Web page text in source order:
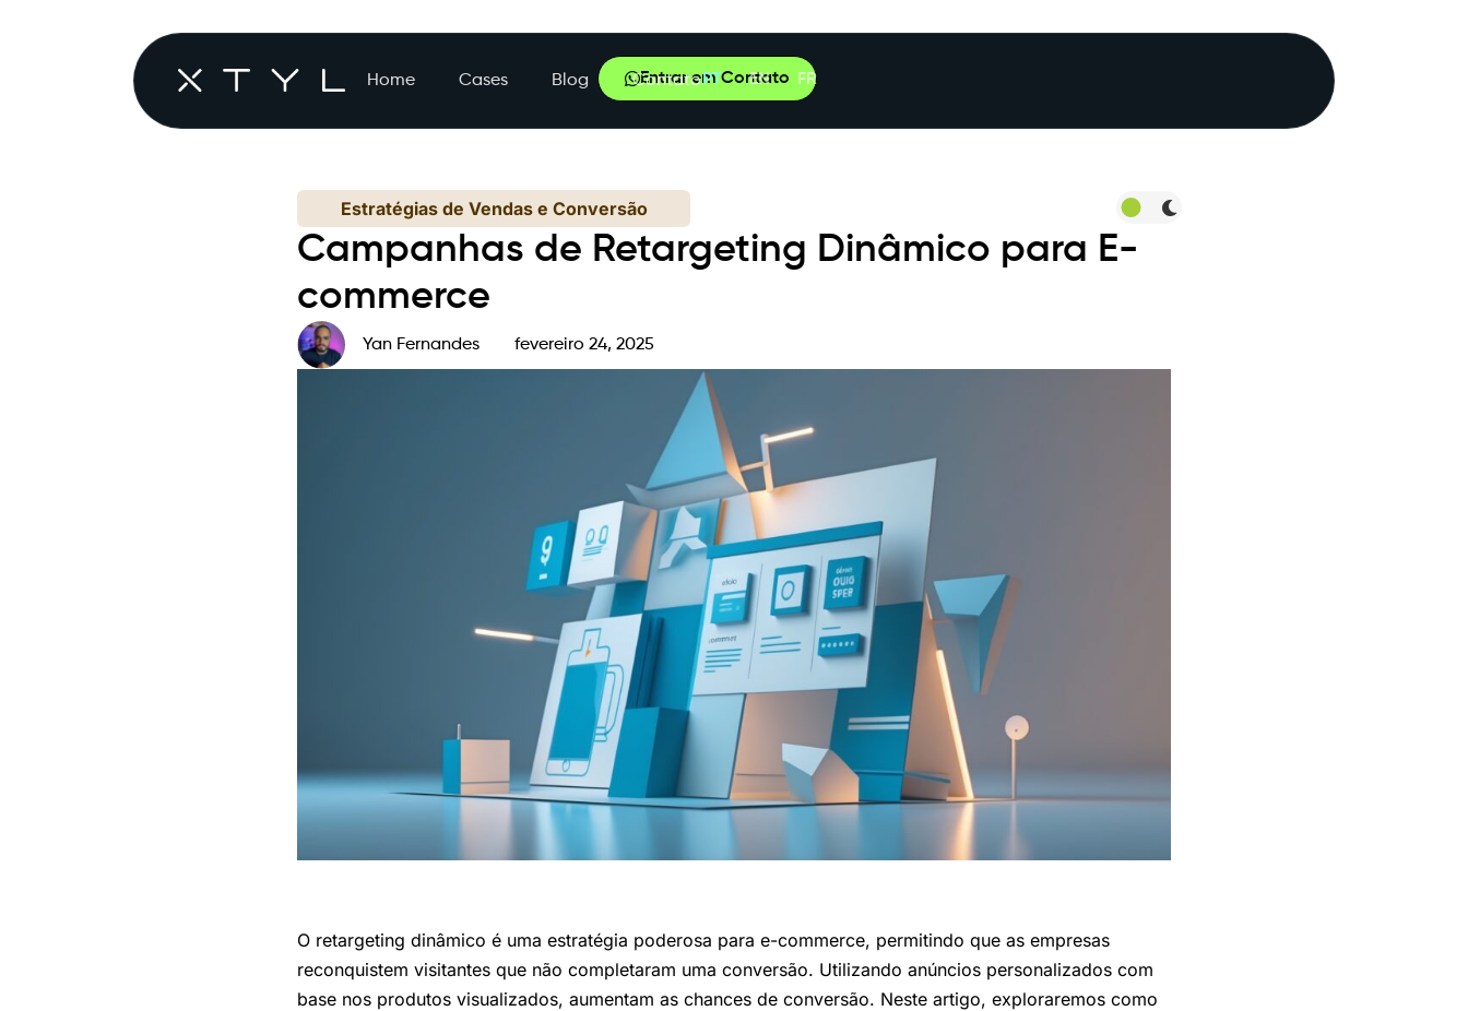
Home Cases Blog Contato
Entrar em Contato
PT EN FR
Estratégias de Vendas e Conversão
Campanhas de Retargeting Dinâmico para E-
commerce
Yan Fernandes fevereiro 24, 2025
O retargeting dinâmico é uma estratégia poderosa para e-commerce, permitindo que as empresas
reconquistem visitantes que não completaram uma conversão. Utilizando anúncios personalizados com
base nos produtos visualizados, aumentam as chances de conversão. Neste artigo, exploraremos como